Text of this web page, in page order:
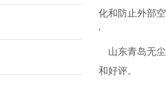
化和防止外部
’
山东青岛无尘
和好评。